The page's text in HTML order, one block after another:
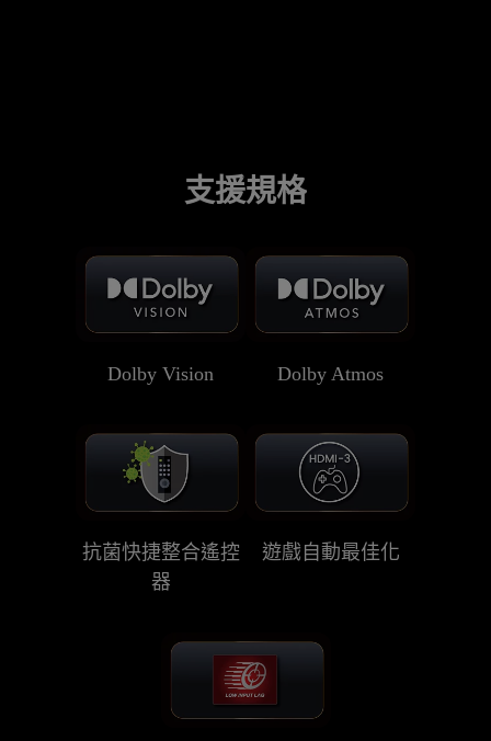
支援規格
Dolby Vision Dolby Atmos
抗菌快捷整合遙控
器
遊戲自動最佳化